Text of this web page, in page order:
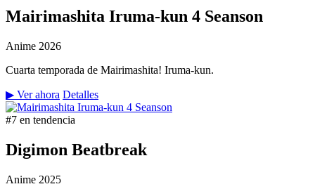
Mairimashita Iruma-kun 4 Seanson
Anime 2026
Cuarta temporada de Mairimashita! Iruma-kun.
▶ Ver ahora Detalles
#7 en tendencia
Digimon Beatbreak
Anime 2025